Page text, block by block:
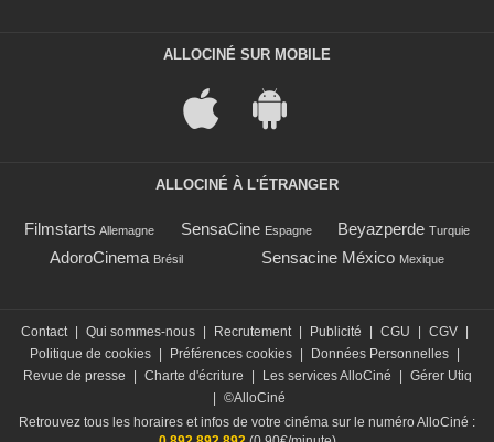
ALLOCINÉ SUR MOBILE
ALLOCINÉ À L'ÉTRANGER
Filmstarts Allemagne SensaCine Espagne Beyazperde Turquie
AdoroCinema Brésil Sensacine México Mexique
Contact Qui sommes-nous Recrutement Publicité CGU CGV
Politique de cookies
Préférences cookies Données Personnelles
Revue de presse
Charte d'écriture Les services AlloCiné
Gérer Utiq
©AlloCiné
Retrouvez tous les horaires et infos de votre cinéma sur le numéro AlloCiné :